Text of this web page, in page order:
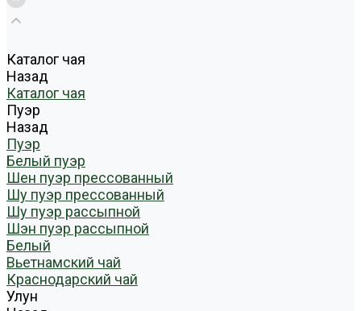
Каталог чая
Назад
Каталог чая
Пуэр
Назад
Пуэр
Белый пуэр
Шен пуэр прессованный
Шу пуэр прессованный
Шу пуэр рассыпной
Шэн пуэр рассыпной
Белый
Вьетнамский чай
Краснодарский чай
Улун